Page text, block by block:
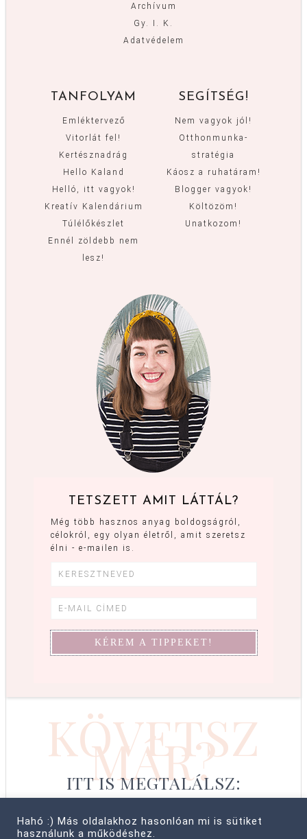
Archívum
Gy. I. K.
Adatvédelem
TANFOLYAM
Emléktervező
Vitorlát fel!
Kertésznadrág
Hello Kaland
Helló, itt vagyok!
Kreatív Kalendárium
Túlélőkészlet
Ennél zöldebb nem
lesz!
SEGÍTSÉG!
Nem vagyok jól!
Otthonmunka-
stratégia
Káosz a ruhatáram!
Blogger vagyok!
Költözöm!
Unatkozom!
TETSZETT AMIT LÁTTÁL?
Még több hasznos anyag boldogságról,
célokról, egy olyan életről, amit szeretsz
élni - e-mailen is.
KÖVETSZ
MÁR?
ITT IS MEGTALÁLSZ:
Hahó :) Más oldalakhoz hasonlóan mi is sütiket
használunk a működéshez.